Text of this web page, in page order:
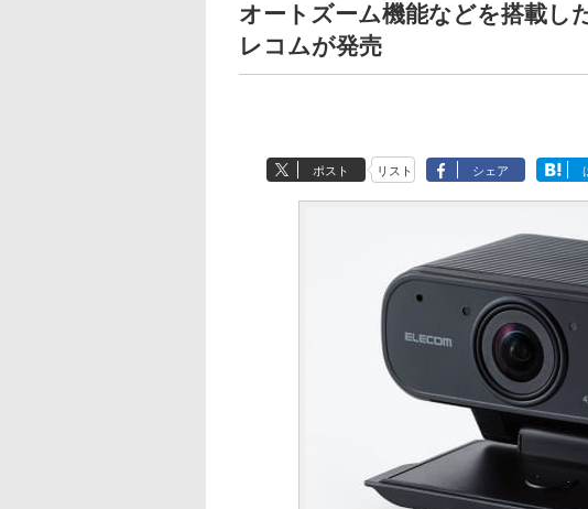
オートズーム機能などを搭載し
レコムが発売
ポスト リスト シェア